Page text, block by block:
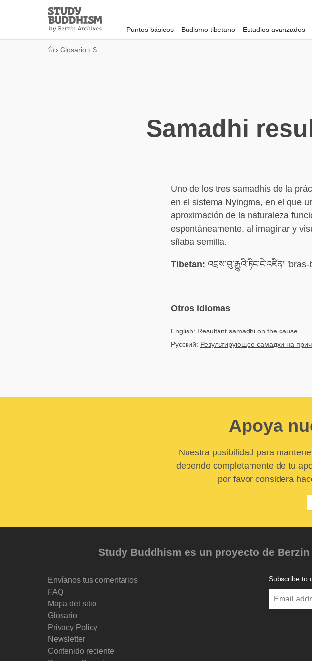
Study
Buddhism
Home
Puntos básicos Budismo tibetano Estudios avanzados
› Glosario › S
Samadhi
Uno de los tres samadhis de la
en el sistema Nyingma, en el que
aproximación de la naturaleza
espontáneamente, al imaginar y
sílaba semilla.
Tibetan: འབྲས་བུ་རྒྱུའི་ཏིང་ངེ་འཛིན།
Otros idiomas
English: Resultant samadhi on the cause
Русский: Результирующее самадхи на
Apoya
Nuestra posibilidad para
depende completamente de tu
por favor considera
Study Buddhism es un proyecto de
Envíanos tus comentarios
FAQ
Mapa del sitio
Glosario
Privacy Policy
Newsletter
Contenido reciente
Subscribe to
Enter